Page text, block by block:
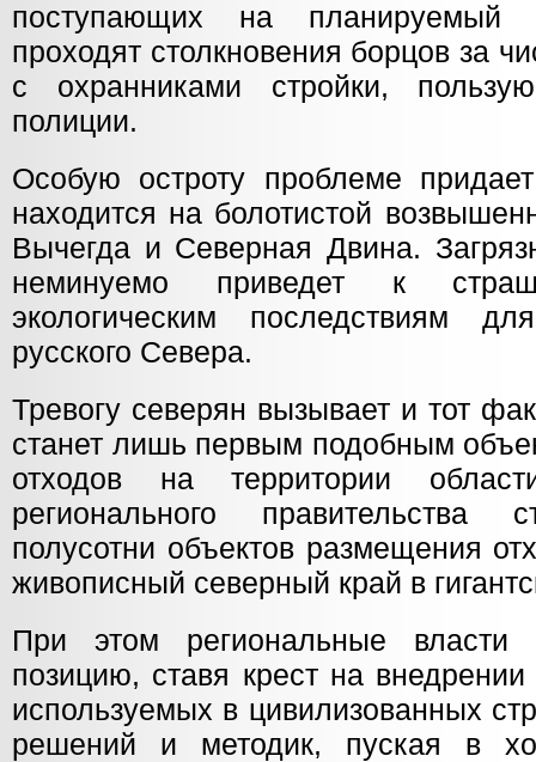
поступающих на планируемый
проходят столкновения борцов за
с охранниками стройки,
полиции.
Особую остроту проблеме
находится на болотистой
Вычегда и Северная Двина.
неминуемо приведет к
экологическим последствиям
русского Севера.
Тревогу северян вызывает и тот
станет лишь первым подобным
отходов на территории
регионального правительства
полусотни объектов размещения
живописный северный край в
При этом региональные власти
позицию, ставя крест на
используемых в цивилизованных
решений и методик, пуская в